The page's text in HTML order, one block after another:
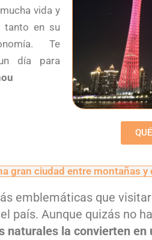
vida y
tanto en su
Te
día para
gran ciudad entre montañas y
emblemáticas que
país. Aunque quizás no
naturales la convierten